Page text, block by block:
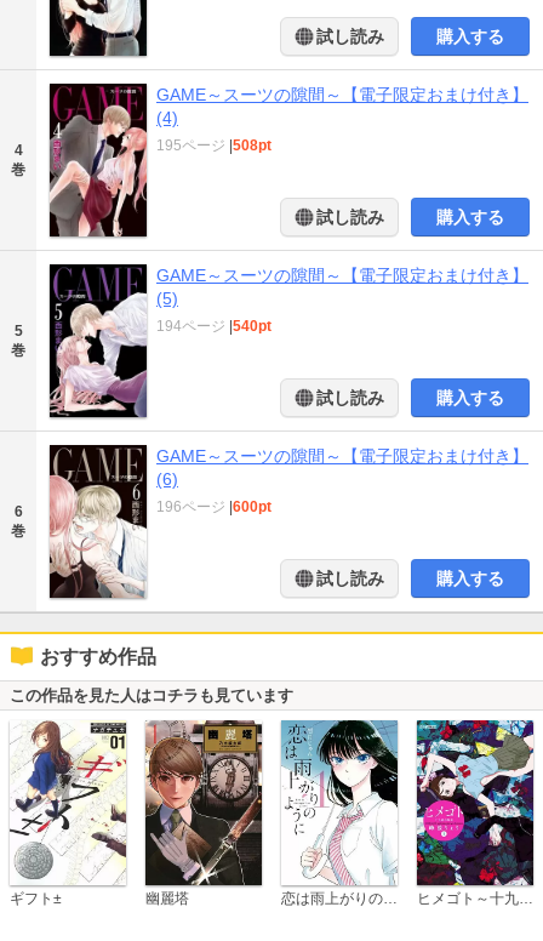
試し読み 購入する
4
巻
GAME～スーツの隙間～【電子限定おまけ付き】
(4)
195ページ 508pt
試し読み 購入する
5
巻
GAME～スーツの隙間～【電子限定おまけ付き】
(5)
194ページ 540pt
試し読み 購入する
6
巻
GAME～スーツの隙間～【電子限定おまけ付き】
(6)
196ページ 600pt
試し読み 購入する
おすすめ作品
この作品を見た人はコチラも見ています
ギフト± 幽麗塔 恋は雨上がりのように ヒメゴト～十九歳の制服～